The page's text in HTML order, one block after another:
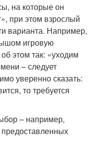
на которые он
при этом взрослый
варианта. Например,
игровую
этом так: «уходим
– следует
уверенно сказать:
то требуется
– например,